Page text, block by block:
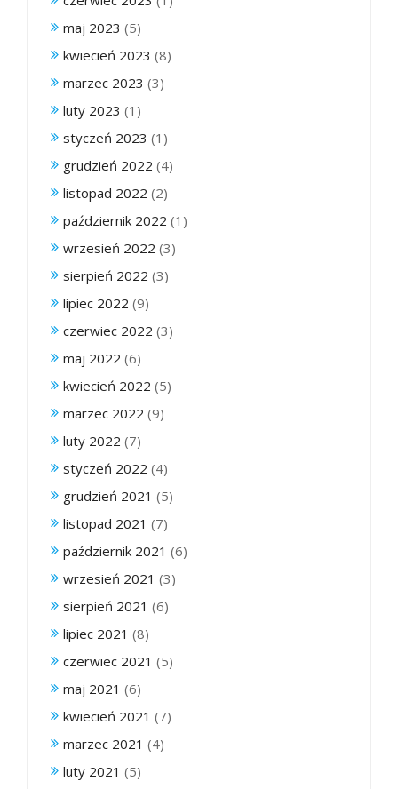
maj 2023 (5)
kwiecień 2023 (8)
marzec 2023 (3)
luty 2023 (1)
styczeń 2023 (1)
grudzień 2022 (4)
listopad 2022 (2)
październik 2022 (1)
wrzesień 2022 (3)
sierpień 2022 (3)
lipiec 2022 (9)
czerwiec 2022 (3)
maj 2022 (6)
kwiecień 2022 (5)
marzec 2022 (9)
luty 2022 (7)
styczeń 2022 (4)
grudzień 2021 (5)
listopad 2021 (7)
październik 2021 (6)
wrzesień 2021 (3)
sierpień 2021 (6)
lipiec 2021 (8)
czerwiec 2021 (5)
maj 2021 (6)
kwiecień 2021 (7)
marzec 2021 (4)
luty 2021 (5)